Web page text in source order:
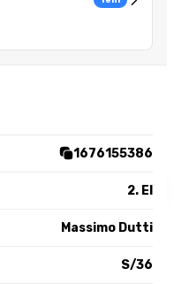
1676155386
2. El
Massimo Dutti
S/36